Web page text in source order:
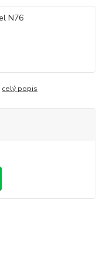
celý popis